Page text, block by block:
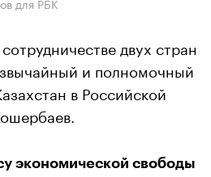
двух стран
и полномочный
в Российской
экономической свободы